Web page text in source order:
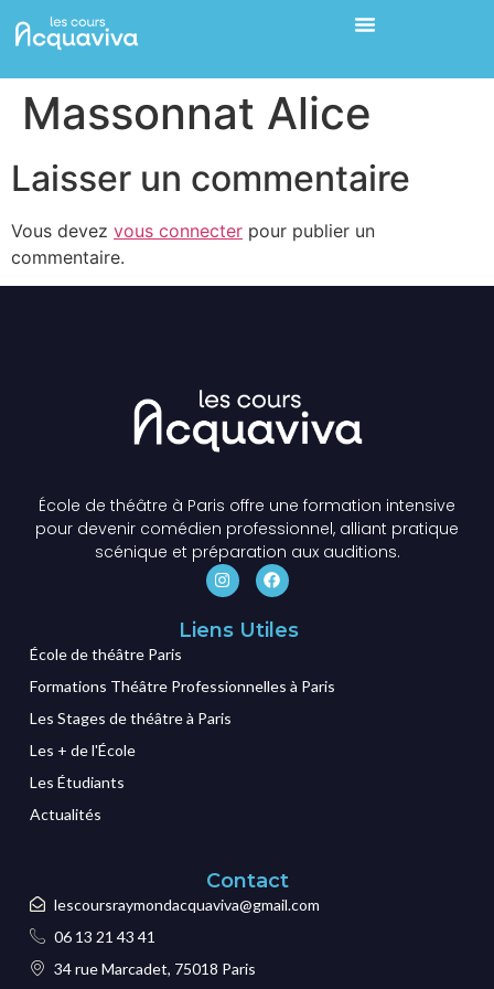
Massonnat Alice
Laisser un commentaire
Vous devez vous connecter pour publier un
commentaire.
École de théâtre à Paris offre une formation intensive
pour devenir comédien professionnel, alliant pratique
scénique et préparation aux auditions.
Liens Utiles
École de théâtre Paris
Formations Théâtre Professionnelles à Paris
Les Stages de théâtre à Paris
Les + de l'École
Les Étudiants
Actualités
Contact
lescoursraymondacquaviva@gmail.com
06 13 21 43 41
34 rue Marcadet, 75018 Paris